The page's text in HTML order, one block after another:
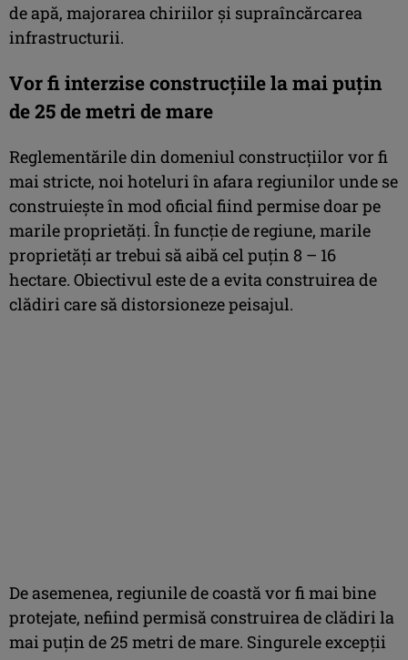
de apă, majorarea chiriilor şi supraîncărcarea
infrastructurii.
Vor fi interzise construcțiile la mai puțin
de 25 de metri de mare
Reglementările din domeniul construcţiilor vor fi
mai stricte, noi hoteluri în afara regiunilor unde se
construieşte în mod oficial fiind permise doar pe
marile proprietăţi. În funcţie de regiune, marile
proprietăţi ar trebui să aibă cel puţin 8 – 16
hectare. Obiectivul este de a evita construirea de
clădiri care să distorsioneze peisajul.
De asemenea, regiunile de coastă vor fi mai bine
protejate, nefiind permisă construirea de clădiri la
mai puţin de 25 metri de mare. Singurele excepţii